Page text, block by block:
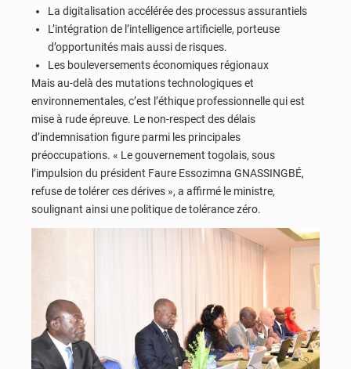
La digitalisation accélérée des processus assurantiels
L’intégration de l’intelligence artificielle, porteuse
d’opportunités mais aussi de risques.
Les bouleversements économiques régionaux
Mais au-delà des mutations technologiques et
environnementales, c’est l’éthique professionnelle qui est
mise à rude épreuve. Le non-respect des délais
d’indemnisation figure parmi les principales
préoccupations. « Le gouvernement togolais, sous
l’impulsion du président Faure Essozimna GNASSINGBÉ,
refuse de tolérer ces dérives », a affirmé le ministre,
soulignant ainsi une politique de tolérance zéro.